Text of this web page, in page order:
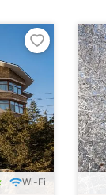
Wi-Fi